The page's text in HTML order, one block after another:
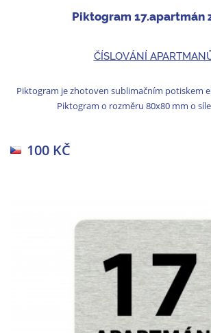
Piktogram 17.apartmán
ČÍSLOVÁNÍ
Piktogram je zhotoven sublimačním potiskem
Piktogram o rozměru 80x80 mm o
100 KČ